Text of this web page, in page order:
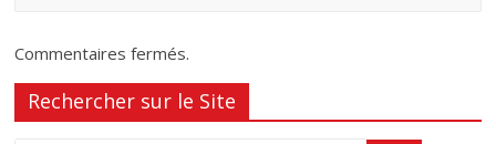
Commentaires fermés.
Rechercher sur le Site